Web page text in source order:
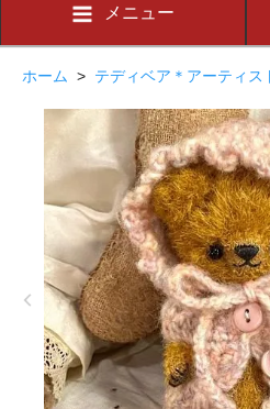
メニュー
ホーム > テディベア＊アーティス